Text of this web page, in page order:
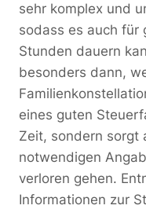
sehr komplex und
sodass es auch für
Stunden dauern
besonders dann,
eines guten
Zeit, sondern sorgt
notwendigen
verloren gehen.
Informationen zur